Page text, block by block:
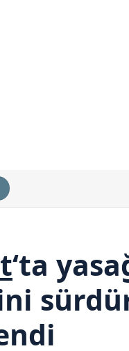
‘ta